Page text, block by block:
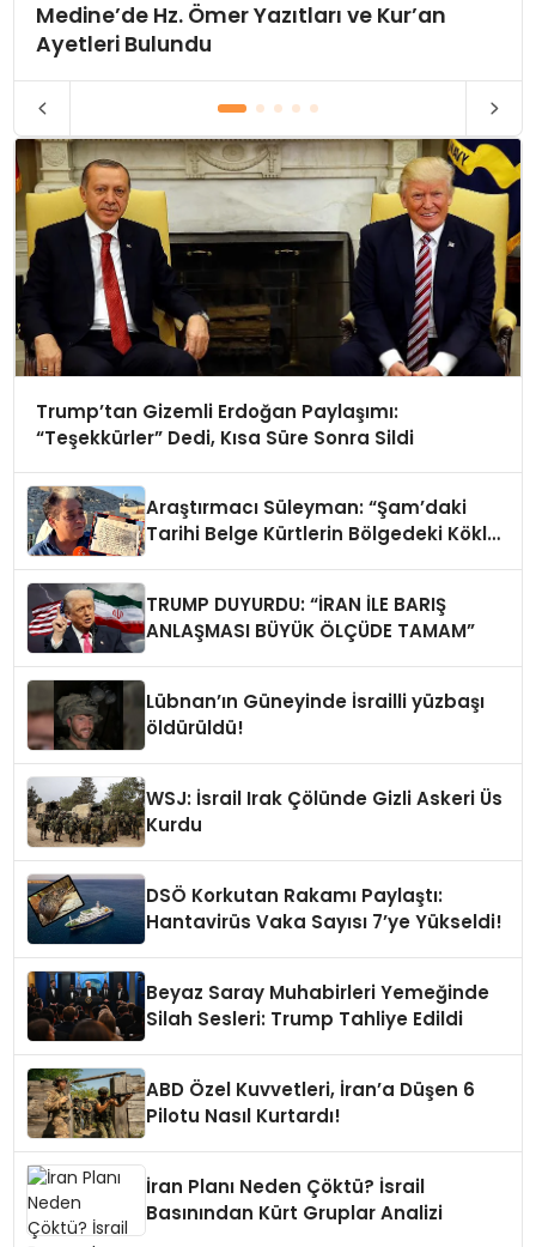
Medine’de Hz. Ömer Yazıtları ve Kur’an
Ayetleri Bulundu
Trump’tan Gizemli Erdoğan Paylaşımı:
“Teşekkürler” Dedi, Kısa Süre Sonra Sildi
Araştırmacı Süleyman: “Şam’daki
Tarihi Belge Kürtlerin Bölgedeki Köklü
TRUMP DUYURDU: “İRAN İLE BARIŞ
ANLAŞMASI BÜYÜK ÖLÇÜDE TAMAM”
Lübnan’ın Güneyinde İsrailli yüzbaşı
öldürüldü!
WSJ: İsrail Irak Çölünde Gizli Askeri Üs
Kurdu
DSÖ Korkutan Rakamı Paylaştı:
Hantavirüs Vaka Sayısı 7’ye Yükseldi!
Beyaz Saray Muhabirleri Yemeğinde
Silah Sesleri: Trump Tahliye Edildi
ABD Özel Kuvvetleri, İran’a Düşen 6
Pilotu Nasıl Kurtardı!
İran Planı Neden Çöktü? İsrail
Basınından Kürt Gruplar Analizi